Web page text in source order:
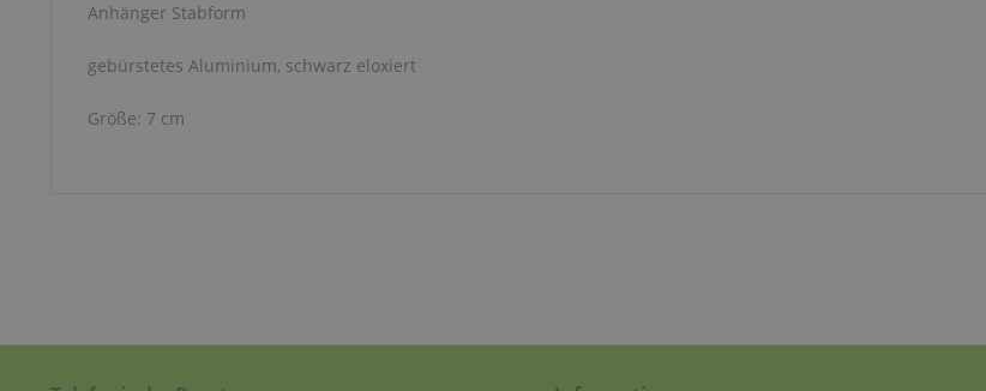
Anhänger Stabform
gebürstetes Aluminium, schwarz eloxiert
Größe: 7 cm